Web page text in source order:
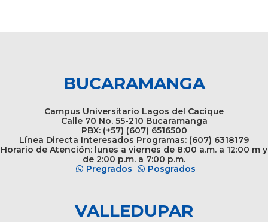
BUCARAMANGA
Campus Universitario Lagos del Cacique
Calle 70 No. 55-210 Bucaramanga
PBX: (+57) (607) 6516500
Línea Directa Interesados Programas: (607) 6318179
Horario de Atención: lunes a viernes de 8:00 a.m. a 12:00 m y
de 2:00 p.m. a 7:00 p.m.
Pregrados
Posgrados
VALLEDUPAR